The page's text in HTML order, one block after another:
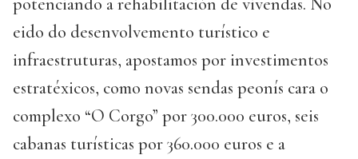
potenciando a rehabilitación de vivendas. No
eido do desenvolvemento turístico e
infraestruturas, apostamos por investimentos
estratéxicos, como novas sendas peonís cara o
complexo “O Corgo” por 300.000 euros, seis
cabanas turísticas por 360.000 euros e a